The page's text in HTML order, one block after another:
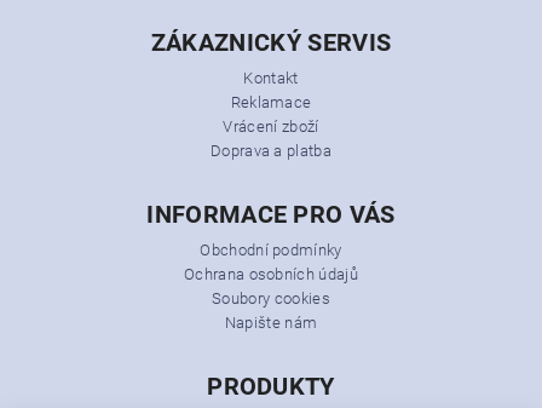
ZÁKAZNICKÝ SERVIS
Kontakt
Reklamace
Vrácení zboží
Doprava a platba
INFORMACE PRO VÁS
Obchodní podmínky
Ochrana osobních údajů
Soubory cookies
Napište nám
PRODUKTY